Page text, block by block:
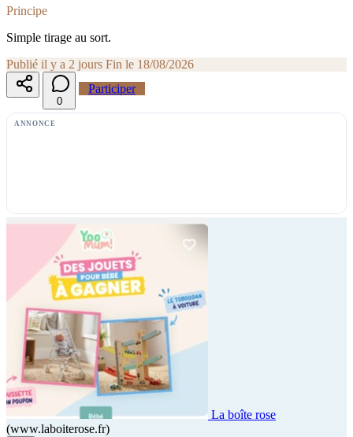
Principe
Simple tirage au sort.
Publié il y a 2 jours Fin le 18/08/2026
0
Participer
ANNONCE
La boîte rose
(www.laboiterose.fr)